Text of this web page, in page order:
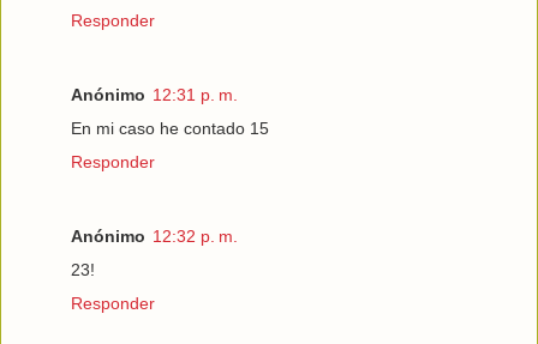
Responder
Anónimo 12:31 p. m.
En mi caso he contado 15
Responder
Anónimo 12:32 p. m.
23!
Responder